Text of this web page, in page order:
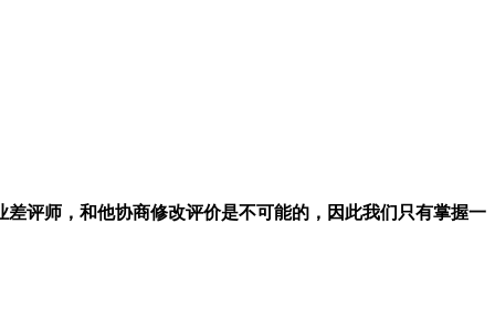
评师，和他协商修改评价是不可能的，因此我们只有掌握一